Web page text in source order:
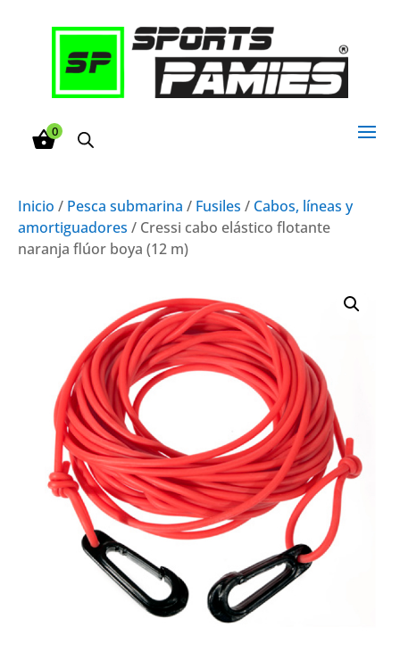
0
Inicio / Pesca submarina / Fusiles / Cabos, líneas y
amortiguadores / Cressi cabo elástico flotante
naranja flúor boya (12 m)